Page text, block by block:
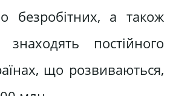
безробітних, а також
постійного
що розвиваються,